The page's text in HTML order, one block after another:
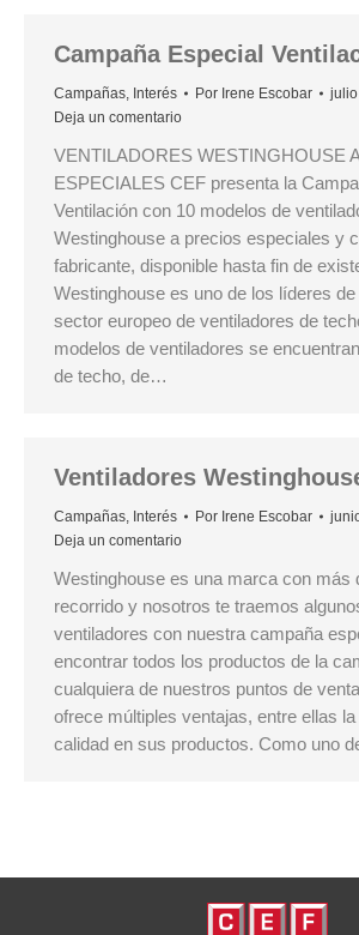
Campaña Especial
Campañas, Interés Por Irene Escobar
Deja un comentario
VENTILADORES WESTINGHOUSE
ESPECIALES CEF presenta la
Ventilación con 10 modelos de
Westinghouse a precios especiales y
fabricante, disponible hasta fin de
Westinghouse es uno de los líderes
sector europeo de ventiladores de
modelos de ventiladores se
de techo, de…
Ventiladores
Campañas, Interés Por Irene Escobar
Deja un comentario
Westinghouse es una marca con más
recorrido y nosotros te traemos
ventiladores con nuestra campaña
encontrar todos los productos de la
cualquiera de nuestros puntos de
ofrece múltiples ventajas, entre ellas
calidad en sus productos. Como uno